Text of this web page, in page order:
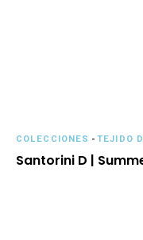
COLECCIONES -TEJIDO
Santorini D |